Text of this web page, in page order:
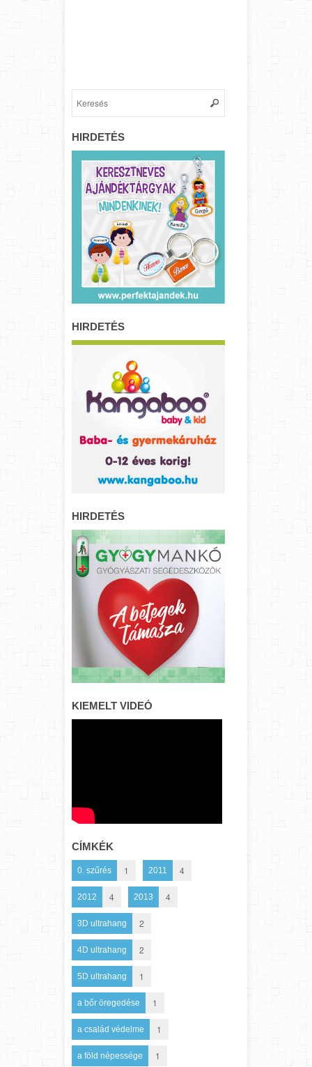
HIRDETÉS
HIRDETÉS
HIRDETÉS
KIEMELT VIDEÓ
CÍMKÉK
0. szűrés 1 2011 4
2012 4 2013 4
3D ultrahang 2
4D ultrahang 2
5D ultrahang 1
a bőr öregedése 1
a család védelme 1
a föld népessége 1